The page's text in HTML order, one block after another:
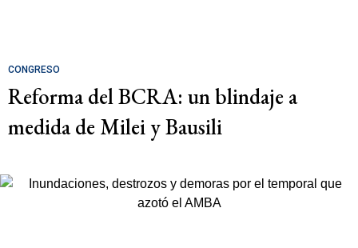
CONGRESO
Reforma del BCRA: un blindaje a
medida de Milei y Bausili